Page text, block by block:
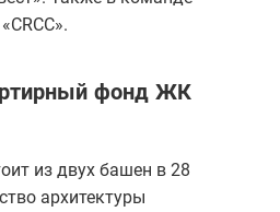
фонд ЖК
из двух башен в 28
архитектуры